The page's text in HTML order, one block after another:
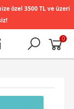
özel 3500 TL ve üzeri
0